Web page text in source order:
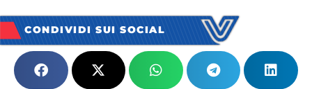
CONDIVIDI SUI SOCIAL